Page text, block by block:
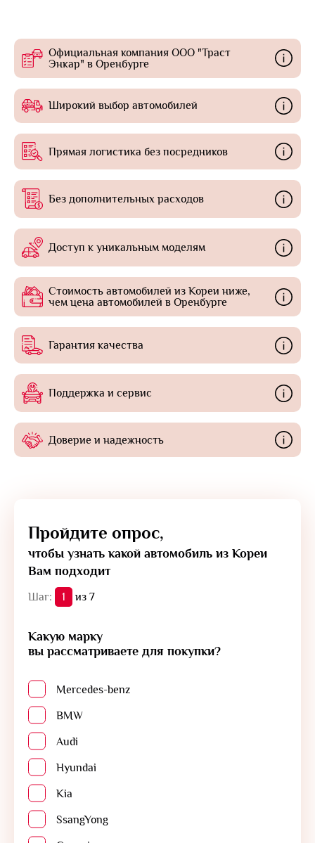
Официальная компания ООО "Траст
Энкар" в Оренбурге
Широкий выбор автомобилей
Прямая логистика без посредников
Без дополнительных расходов
Доступ к уникальным моделям
Стоимость автомобилей из Кореи ниже,
чем цена автомобилей в Оренбурге
Гарантия качества
Поддержка и сервис
Доверие и надежность
Пройдите опрос,
чтобы узнать какой автомобиль из Кореи
Вам подходит
Шаг: 1 из 7
Какую марку
вы рассматриваете для покупки?
Mercedes-benz
BMW
Audi
Hyundai
Kia
SsangYong